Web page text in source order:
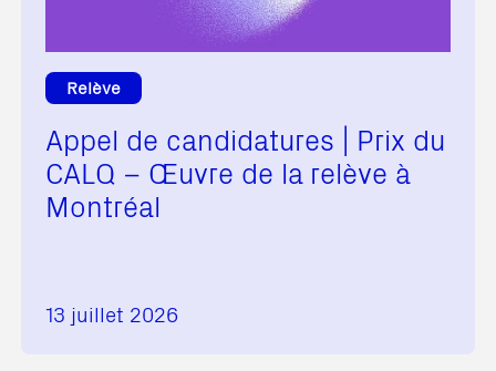
Relève
Appel de candidatures | Prix du
CALQ – Œuvre de la relève à
Montréal
13 juillet 2026